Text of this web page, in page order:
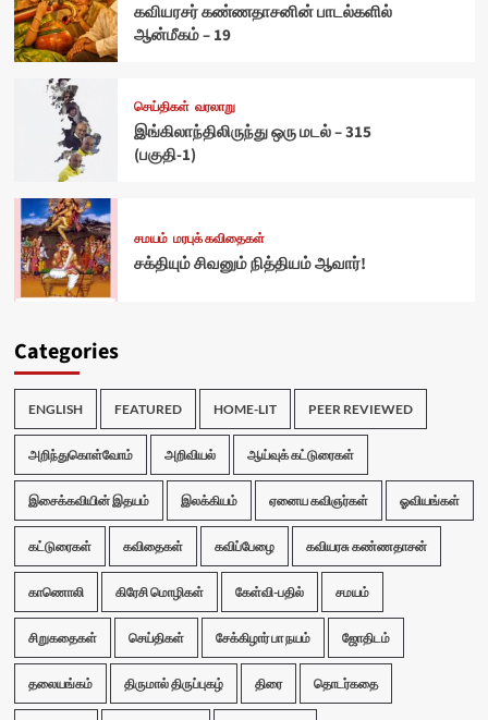
கவியரசர் கண்ணதாசனின் பாடல்களில்
ஆன்மீகம் – 19
செய்திகள் வரலாறு
இங்கிலாந்திலிருந்து ஒரு மடல் – 315
(பகுதி-1)
சமயம் மரபுக் கவிதைகள்
சக்தியும் சிவனும் நித்தியம் ஆவார்!
Categories
ENGLISH FEATURED HOME-LIT PEER REVIEWED
அறிந்துகொள்வோம் அறிவியல் ஆய்வுக் கட்டுரைகள்
இசைக்கவியின் இதயம் இலக்கியம் ஏனைய கவிஞர்கள் ஓவியங்கள்
கட்டுரைகள் கவிதைகள் கவிப்பேழை கவியரசு கண்ணதாசன்
காணொலி கிரேசி மொழிகள் கேள்வி-பதில் சமயம்
சிறுகதைகள் செய்திகள் சேக்கிழார் பா நயம் ஜோதிடம்
தலையங்கம் திருமால் திருப்புகழ் திரை தொடர்கதை